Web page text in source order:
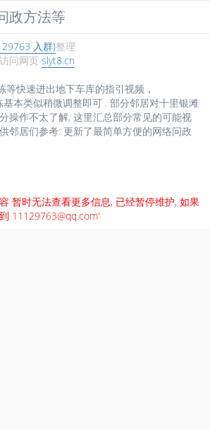
政方法等
入群)整理
问网页 slyt8.cn
快速进出地下车库的指引视频，
本类似稍微调整即可 . 部分邻居对十里银滩
操作不太了解, 这里汇总部分常见的可能视
邻居们参考: 更新了最简单方便的网络问政
暂时无法查看更多信息, 已经暂停维护, 如果
11129763@qq.com'